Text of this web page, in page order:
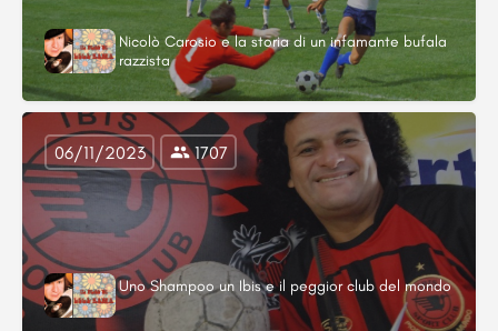
Nicolò Carosio e la storia di un infamante bufala
razzista
Uno Shampoo un Ibis e il peggior club del mondo
06/11/2023 1707